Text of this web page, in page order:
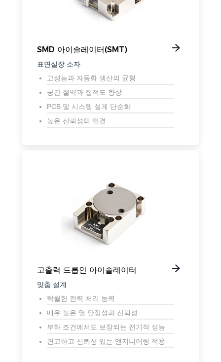
SMD 아이솔레이터(SMT)
표면실장 소자
고성능과 자동화 생산의 균형
공간 절약과 집적도 향상
PCB 및 시스템 설계 단순화
높은 신뢰성의 연결
고출력 드롭인 아이솔레이터
맞춤 설계
탁월한 전력 처리 능력
매우 높은 열 안정성과 신뢰성
부하 조건에서도 보장되는 전기적 성능
견고하고 신뢰성 있는 엔지니어링 적용